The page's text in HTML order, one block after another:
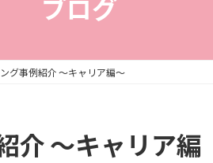
ブログ
グ事例紹介 ～キャリア編～
介 ～キャリア編